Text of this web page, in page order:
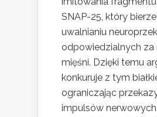
SNAP-25, który
uwalnianiu
odpowiedzialnych za
mięśni. Dzięki temu
konkuruje z tym
ograniczając
impulsów nerwowych